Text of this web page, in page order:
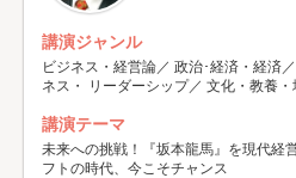
講演ジャンル
ビジネス・経営論／ 政治･経済・経済
ネス・ リーダーシップ／ 文化・教養・
講演テーマ
未来への挑戦！『坂本龍馬』を現代経
フトの時代、今こそチャンス